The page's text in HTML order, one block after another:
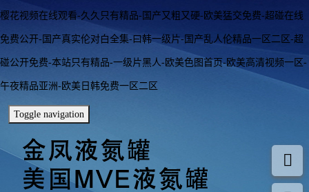
樱花视频在线观看-久久只有精品-国产又粗又硬-欧美猛交免费-超碰在线
免费公开-国产真实伦对白全集-曰韩一级片-国产乱人伦精品一区二区-超
碰公开免费-本站只有精品-一级片黑人-欧美色图首页-欧美高清视频一区-
午夜精品亚洲-欧美日韩免费一区二区
Toggle navigation